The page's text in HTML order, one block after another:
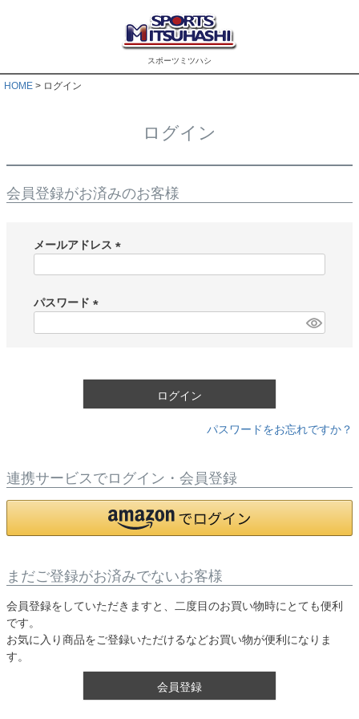
スポーツミツハシ
HOME ログイン
ログイン
会員登録がお済みのお客様
メールアドレス
)
パスワード
ログイン
パスワードをお忘れですか？
連携サービスでログイン・会員登録
まだご登録がお済みでないお客様
会員登録をしていただきますと、二度目のお買い物時にとても便利
です。
お気に入り商品をご登録いただけるなどお買い物が便利になりま
す。
会員登録